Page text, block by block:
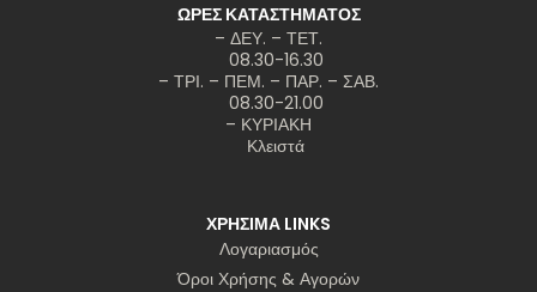
ΩΡΕΣ ΚΑΤΑΣΤΗΜΑΤΟΣ
– ΔΕΥ. – ΤΕΤ.
08.30-16.30
– ΤΡΙ. – ΠΕΜ. – ΠΑΡ. – ΣΑΒ.
08.30-21.00
– ΚΥΡΙΑΚΗ
Κλειστά
ΧΡΗΣΙΜΑ LINKS
Λογαριασμός
Όροι Χρήσης & Αγορών